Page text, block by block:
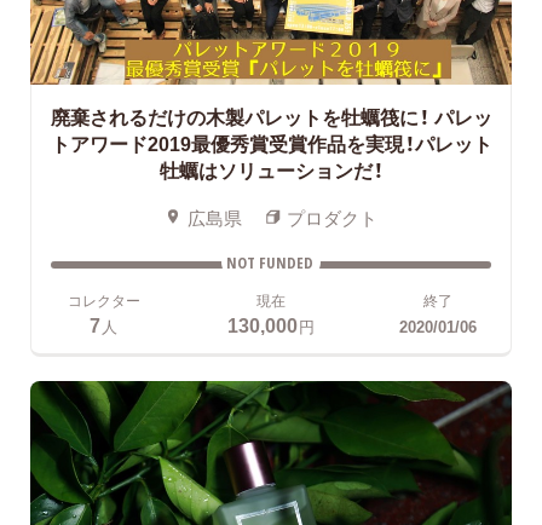
廃棄されるだけの木製パレットを牡蠣筏に！ パレッ
トアワード2019最優秀賞受賞作品を実現！パレット
牡蠣はソリューションだ！
広島県 プロダクト
NOT FUNDED
コレクター
7人
現在
130,000円
終了
2020/01/06